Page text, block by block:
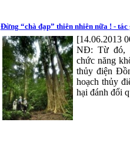
Đừng “chà đạp” thiên nhiên nữa ! -
[14.06.2013
NĐ: Từ đó,
chức năng
thủy điện
hoạch thủy
hại đánh đổi